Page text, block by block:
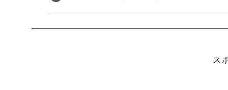
ス